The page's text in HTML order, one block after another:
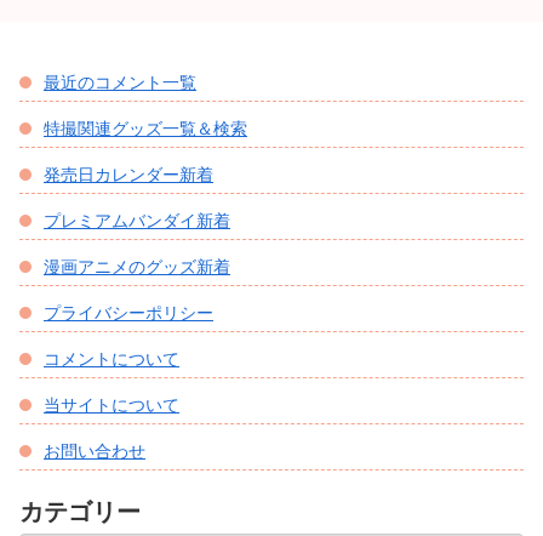
最近のコメント一覧
特撮関連グッズ一覧＆検索
発売日カレンダー新着
プレミアムバンダイ新着
漫画アニメのグッズ新着
プライバシーポリシー
コメントについて
当サイトについて
お問い合わせ
カテゴリー